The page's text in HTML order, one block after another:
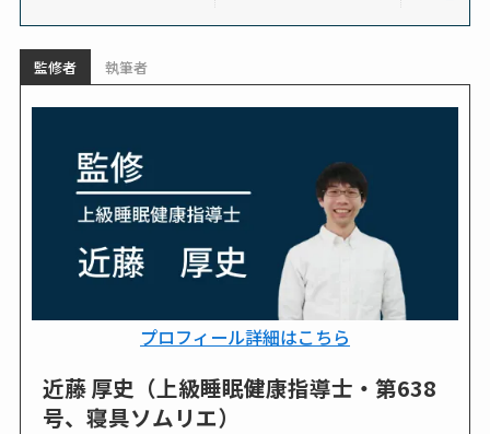
監修者 執筆者
プロフィール詳細はこちら
近藤 厚史（上級睡眠健康指導士・第638
号、寝具ソムリエ）